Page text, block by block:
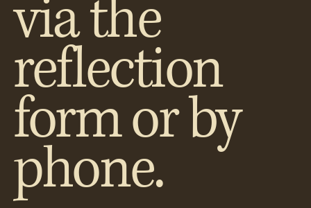
via the
reflection
form or by
phone.